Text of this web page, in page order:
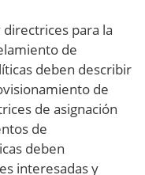
directrices para la
de
deben describir
de
de asignación
de
deben
interesadas y